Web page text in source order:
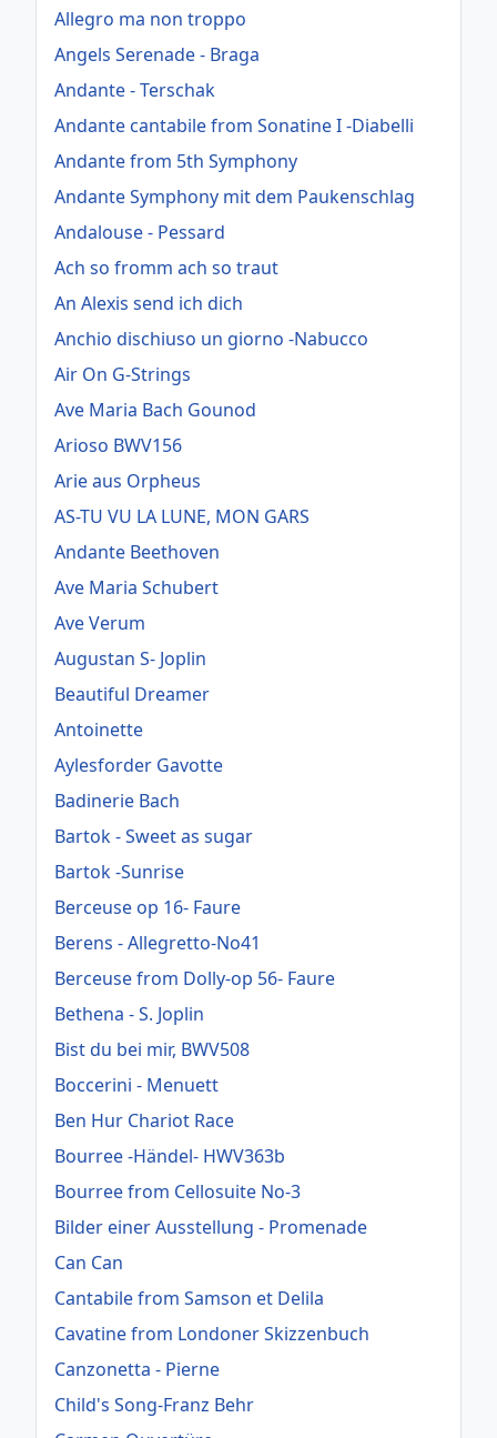
Allegro ma non troppo
Angels Serenade - Braga
Andante - Terschak
Andante cantabile from Sonatine I -Diabelli
Andante from 5th Symphony
Andante Symphony mit dem Paukenschlag
Andalouse - Pessard
Ach so fromm ach so traut
An Alexis send ich dich
Anchio dischiuso un giorno -Nabucco
Air On G-Strings
Ave Maria Bach Gounod
Arioso BWV156
Arie aus Orpheus
AS-TU VU LA LUNE, MON GARS
Andante Beethoven
Ave Maria Schubert
Ave Verum
Augustan S- Joplin
Beautiful Dreamer
Antoinette
Aylesforder Gavotte
Badinerie Bach
Bartok - Sweet as sugar
Bartok -Sunrise
Berceuse op 16- Faure
Berens - Allegretto-No41
Berceuse from Dolly-op 56- Faure
Bethena - S. Joplin
Bist du bei mir, BWV508
Boccerini - Menuett
Ben Hur Chariot Race
Bourree -Händel- HWV363b
Bourree from Cellosuite No-3
Bilder einer Ausstellung - Promenade
Can Can
Cantabile from Samson et Delila
Cavatine from Londoner Skizzenbuch
Canzonetta - Pierne
Child's Song-Franz Behr